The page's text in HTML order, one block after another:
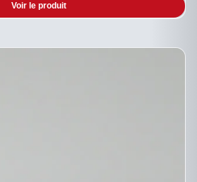
Voir le produit